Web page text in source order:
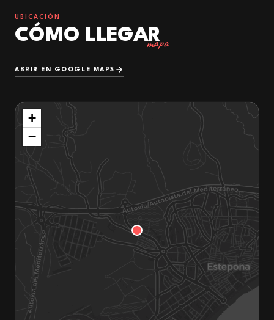
UBICACIÓN
CÓMO LLEGAR
mapa
ABRIR EN GOOGLE MAPS
+
−